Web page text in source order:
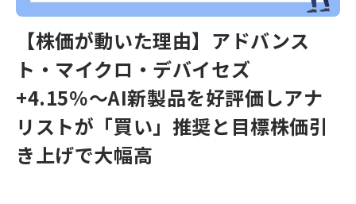
【株価が動いた理由】アドバンス
ト・マイクロ・デバイセズ
+4.15％～AI新製品を好評価しアナ
リストが「買い」推奨と目標株価引
き上げで大幅高